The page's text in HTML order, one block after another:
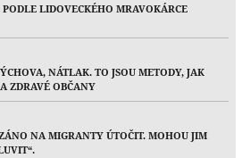
LIDOVECKÉHO MRAVOKÁRCE
NÁTLAK. TO JSOU METODY, JAK
ZDRAVÉ OBČANY
NA MIGRANTY ÚTOČIT. MOHOU JIM